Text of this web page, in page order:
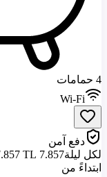
4 حمامات
Wi-Fi
دفع آمن
لكل ليلة7.857 TL - 17.857 TL
ابتداءً من